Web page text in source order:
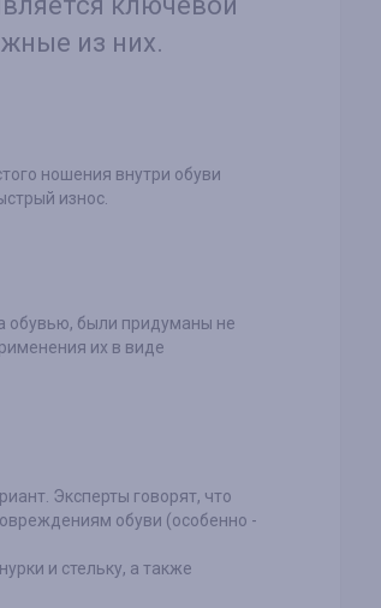
из них.
ношения внутри обуви
износ.
обувью, были придуманы не
их в виде
Эксперты говорят, что
обуви (особенно -
и стельку, а также